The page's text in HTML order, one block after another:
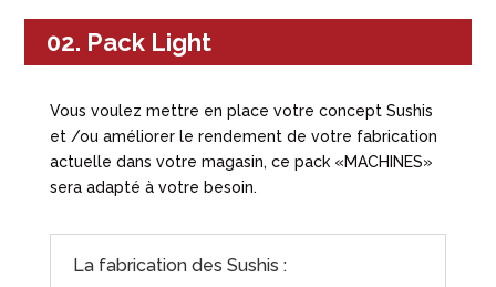
02. Pack Light
Vous voulez mettre en place votre concept Sushis
et /ou améliorer le rendement de votre fabrication
actuelle dans votre magasin, ce pack «MACHINES»
sera adapté à votre besoin.
La fabrication des Sushis :